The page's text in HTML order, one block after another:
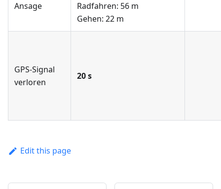
Ansage
Radfahren: 56 m
Gehen: 22 m
GPS-Signal
verloren
20 s
Edit this page